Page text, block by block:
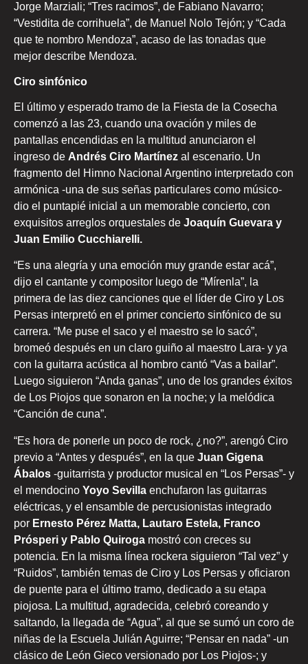
Jorge Marziali; “Tres racimos”, de Fabiano Navarro;
“Vestidita de corrihuela”, de Manuel Nolo Tejón; y “Cada
que te nombro Mendoza”, acaso de las tonadas que
mejor describe Mendoza.
Ciro sinfónico
El último y esperado tramo de la Fiesta de la Cosecha
comenzó a las 23, cuando una ovación y miles de
pantallas encendidas en la multitud anunciaron el
ingreso de Andrés Ciro Martínez al escenario. Un
fragmento del Himno Nacional Argentino interpretado con
armónica -una de sus señas particulares como músico-
dio el puntapié inicial a un memorable concierto, con
exquisitos arreglos orquestales de Joaquín Guevara y
Juan Emilio Cucchiarelli.
“Es una alegría y una emoción muy grande estar acá”,
dijo el cantante y compositor luego de “Mírenla”, la
primera de las diez canciones que el líder de Ciro y Los
Persas interpretó en el primer concierto sinfónico de su
carrera. “Me puse el saco y el maestro se lo sacó”,
bromeó después en un claro guiño al maestro Lara- y ya
con la guitarra acústica al hombro cantó “Vas a bailar”.
Luego siguieron “Anda ganas”, uno de los grandes éxitos
de Los Piojos que sonaron en la noche; y la melódica
“Canción de cuna”.
“Es hora de ponerle un poco de rock, ¿no?”, arengó Ciro
previo a “Antes y después”, en la que Juan Gigena
Ábalos -guitarrista y productor musical en “Los Persas”- y
el mendocino Yoyo Sevilla enchufaron las guitarras
eléctricas, y el ensamble de percusionistas integrado
por Ernesto Pérez Matta, Lautaro Estela, Franco
Prósperi y Pablo Quiroga mostró con creces su
potencia. En la misma línea rockera siguieron “Tal vez” y
“Ruidos”, también temas de Ciro y Los Persas y oficiaron
de puente para el último tramo, dedicado a su etapa
piojosa. La multitud, agradecida, celebró coreando y
saltando, la llegada de “Agua”, al que se sumó un coro de
niñas de la Escuela Julián Aguirre; “Pensar en nada” -un
clásico de León Gieco versionado por Los Piojos-; y